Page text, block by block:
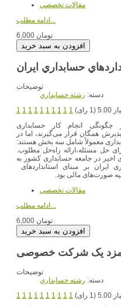
مقالات تخصصي
ادامه مطلب...
6,000 تومان
حسابداري ايران
توضیحات
دسته: رشته حسابداري
1 1 1 1 1 1 1 1 1 1
(1 رای)
چگونگی انجام کار حسابداری
پذیرش همگان قرار می‌گیرند، اما در
معمولاً شامل سه بخش هستند:
حل مسئله،ارائه راه‌حل مطلوب.
اخیر در جامعه حسابداری کشور به
ایران بر مبنای استانداردهای
صورت‌‌های مالی بود.
مقالات تخصصي
ادامه مطلب...
6,000 تومان
یک شرکت خصوصی
توضیحات
دسته: رشته حسابداري
1 1 1 1 1 1 1 1 1 1
(1 رای)